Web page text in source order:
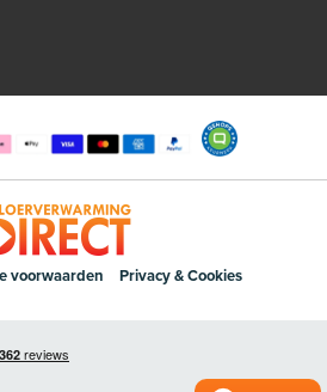
voorwaarden Privacy & Cookies